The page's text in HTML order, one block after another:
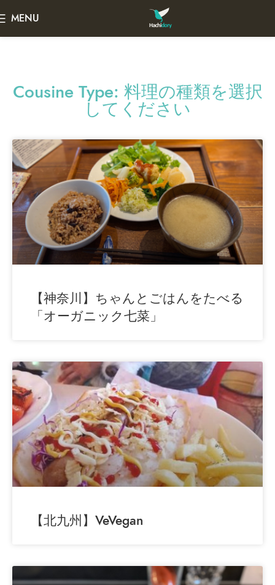
MENU
Cousine Type: 料理の種類を選択
してください
【神奈川】ちゃんとごはんをたべる
「オーガニック七菜」
【北九州】VeVegan